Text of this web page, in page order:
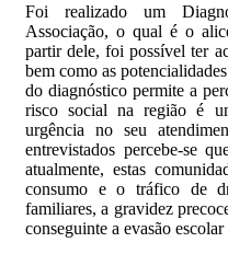
Foi realizado um
Associação, o qual é o
partir dele, foi possível ter
bem como as
do diagnóstico permite a
risco social na região é
urgência no seu
entrevistados percebe-se
atualmente, estas
consumo e o tráfico de
familiares, a gravidez
conseguinte a evasão